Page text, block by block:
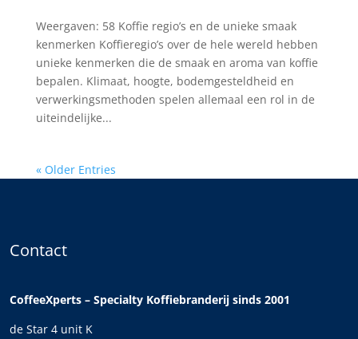
Weergaven: 58 Koffie regio’s en de unieke smaak
kenmerken Koffieregio’s over de hele wereld hebben
unieke kenmerken die de smaak en aroma van koffie
bepalen. Klimaat, hoogte, bodemgesteldheid en
verwerkingsmethoden spelen allemaal een rol in de
uiteindelijke...
« Older Entries
Contact
CoffeeXperts – Specialty Koffiebranderij sinds 2001
de Star 4 unit K